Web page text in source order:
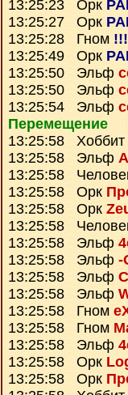
13:25:23 Орк
13:25:27 Орк
13:25:28 Гном
13:25:49 Орк
13:25:50 Эльф
13:25:50 Эльф
13:25:54 Эльф
Перемещение
13:25:58 Хоббит
13:25:58 Эльф
13:25:58
13:25:58 Орк
13:25:58 Орк
13:25:58
13:25:58 Эльф
13:25:58 Эльф -
13:25:58 Эльф
13:25:58 Эльф
13:25:58 Гном
13:25:58 Гном
13:25:58 Эльф
13:25:58 Орк
13:25:58 Орк